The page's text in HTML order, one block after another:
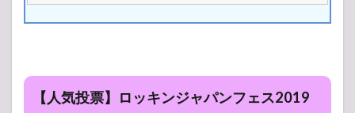
【人気投票】ロッキンジャパンフェス2019